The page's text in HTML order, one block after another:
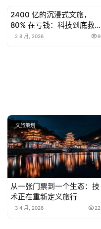
文旅融合
2400 亿的沉浸式文旅，
80% 在亏钱：科技到底救了
谁？
2 8 月, 2026 9
文旅策划
从一张门票到一个生态：技
术正在重新定义旅行
3 4 月, 2026 22